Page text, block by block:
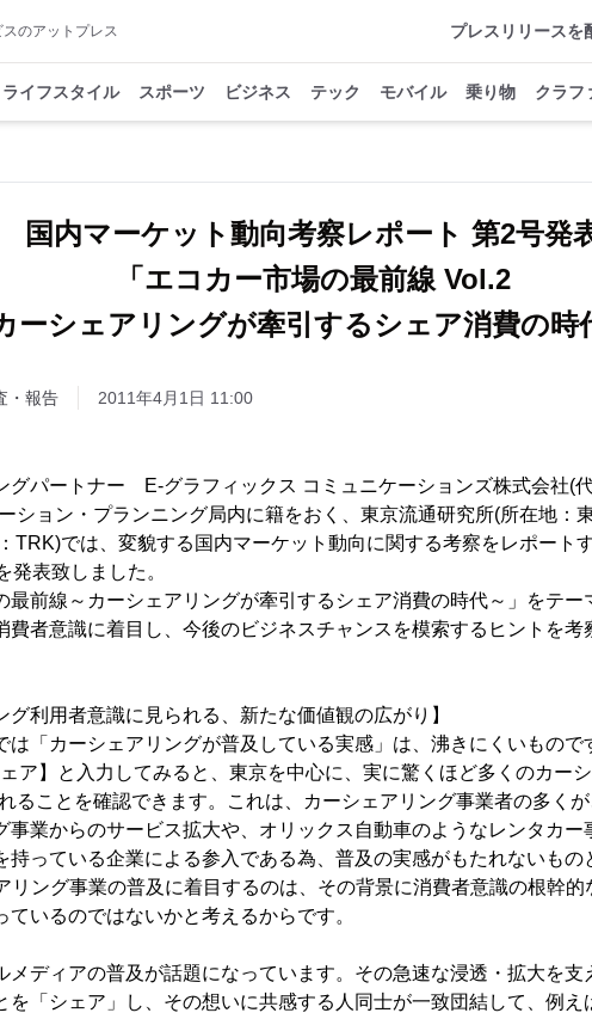
のアットプレス プレスリリースを
ライフスタイル スポーツ ビジネス テック モバイル 乗り物 クラフ
国内マーケット動向考察レポート 第2号発
「エコカー市場の最前線 Vol.2
ーシェアリングが牽引するシェア消費の時
・報告 2011年4月1日 11:00
グパートナー E-グラフィックス コミュニケーションズ株式会社(
ション・プランニング局内に籍をおく、東京流通研究所(所在地：
TRK)では、変貌する国内マーケット動向に関する考察をレポート
発表致しました。
最前線～カーシェアリングが牽引するシェア消費の時代～」をテー
費者意識に着目し、今後のビジネスチャンスを模索するヒントを考
グ利用者意識に見られる、新たな価値観の広がり】
は「カーシェアリングが普及している実感」は、沸きにくいもので
ア】と入力してみると、東京を中心に、実に驚くほど多くのカー
ることを確認できます。これは、カーシェアリング事業者の多く
事業からのサービス拡大や、オリックス自動車のようなレンタカー
持っている企業による参入である為、普及の実感がもたれないもの
リング事業の普及に着目するのは、その背景に消費者意識の根幹的
ているのではないかと考えるからです。
メディアの普及が話題になっています。その急速な浸透・拡大を支
を「シェア」し、その想いに共感する人同士が一致団結して、例え